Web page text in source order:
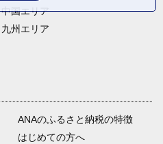
中国エリア
九州エリア
ANAのふるさと納税の特徴
はじめての方へ